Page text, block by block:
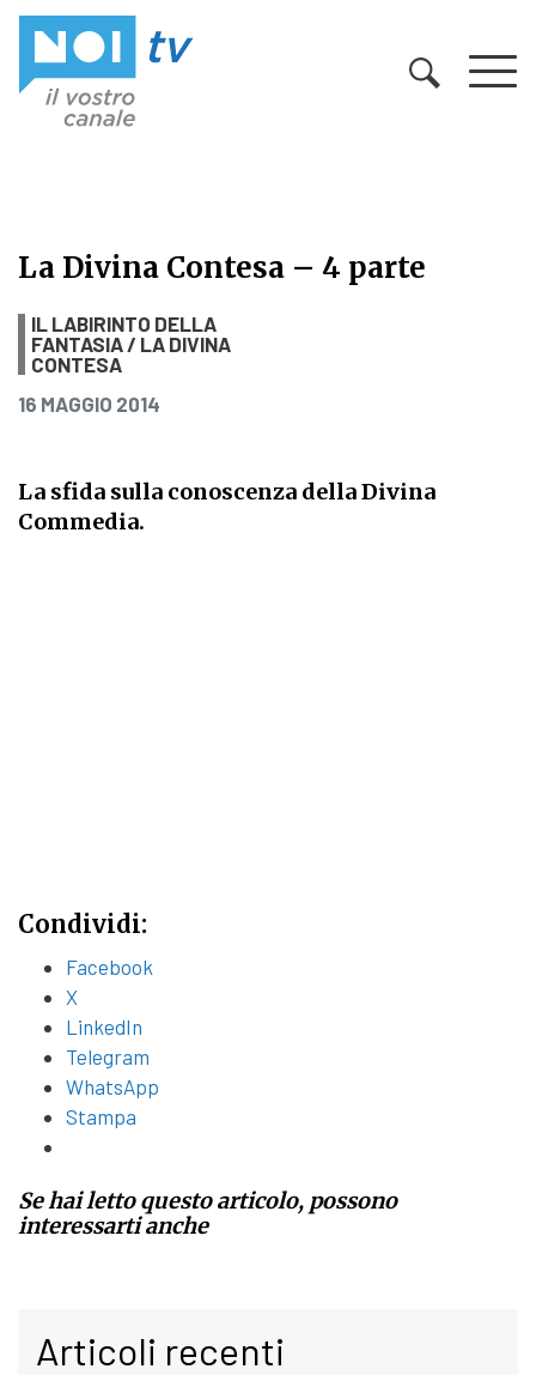
La Divina Contesa – 4 parte
La Divina Contesa – 4 parte
IL LABIRINTO DELLA
FANTASIA / LA DIVINA
CONTESA
PUBBLICATO IL
16 MAGGIO 2014
La sfida sulla conoscenza della Divina
Commedia.
Condividi:
Facebook
X
LinkedIn
Telegram
WhatsApp
Stampa
Se hai letto questo articolo, possono
interessarti anche
Articoli recenti